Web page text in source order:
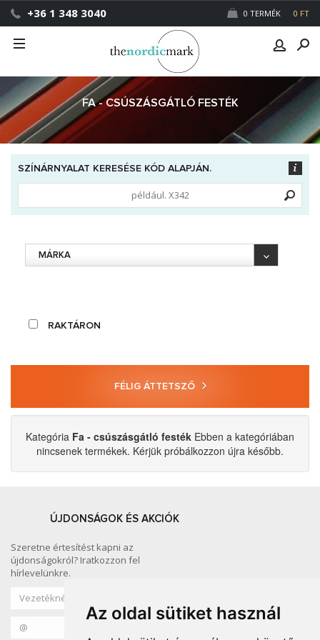
Az oldal sütiket használ
+36 1 348 3040 0 TERMÉK 0 FT
FA - CSÚSZÁSGÁTLÓ FESTÉK
SZÍNÁRNYALAT KERESÉSE KÓD ALAPJÁN.
RAKTÁRON
MÁRKA
FÉLIG ÁTTETSZŐ
Kategória Fa - csúszásgátló festék Ebben a kategóriában
nincsenek termékek. Kérjük próbálkozzon újra később.
ÚJDONSÁGOK ÉS AKCIÓK
Szeretne értesítést kapni az
újdonságokról? Iratkozzon fel
hírlevelünkre.